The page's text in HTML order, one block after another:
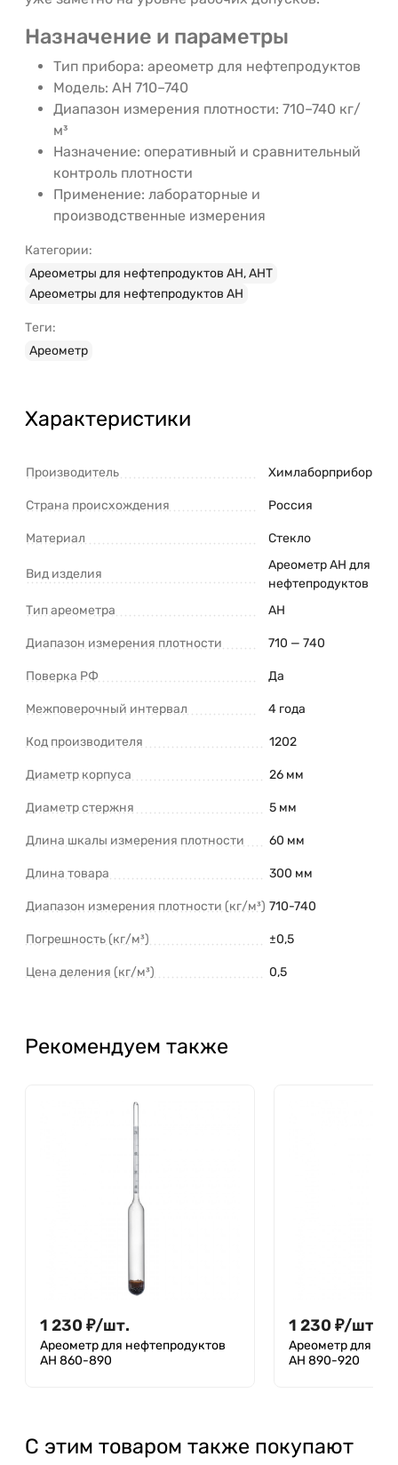
Назначение и параметры
Тип прибора: ареометр для нефтепродуктов
Модель: АН 710–740
Диапазон измерения плотности: 710–740 кг/
м³
Назначение: оперативный и сравнительный
контроль плотности
Применение: лабораторные и
производственные измерения
Категории:
Ареометры для нефтепродуктов АН, АНТ
Ареометры для нефтепродуктов АН
Теги:
Ареометр
Характеристики
Производитель Химлаборприбор
Страна происхождения Россия
Материал Стекло
Вид изделия
Ареометр АН для
нефтепродуктов
Тип ареометра
АН
Диапазон измерения плотности 710 — 740
Поверка РФ Да
Межповерочный интервал 4 года
Код производителя 1202
Диаметр корпуса 26 мм
Диаметр стержня 5 мм
Длина шкалы измерения плотности 60 мм
Длина товара 300 мм
Диапазон измерения плотности (кг/м³) 710-740
Погрешность (кг/м³) ±0,5
Цена деления (кг/м³) 0,5
Рекомендуем также
1 230 ₽/шт.
Ареометр для нефтепродуктов
АН 860-890
1 230 ₽/шт.
Ареометр для
АН 890-920
С этим товаром также покупают